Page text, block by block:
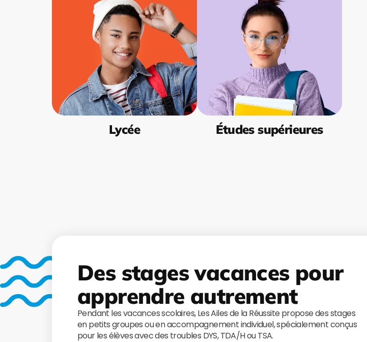
Lycée Études supérieures
Des stages vacances pour
apprendre autrement
Pendant les vacances scolaires, Les Ailes de la Réussite propose des stages
en petits groupes ou en accompagnement individuel, spécialement conçus
pour les élèves avec des troubles DYS, TDA/H ou TSA.